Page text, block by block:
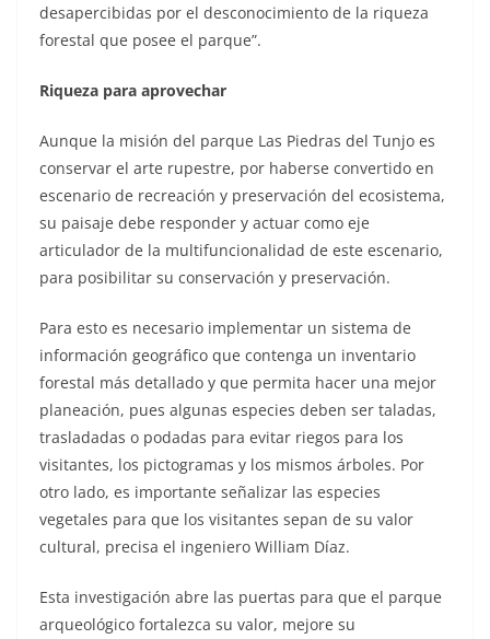
desapercibidas por el desconocimiento de la riqueza
forestal que posee el parque”.
Riqueza para aprovechar
Aunque la misión del parque Las Piedras del Tunjo es
conservar el arte rupestre, por haberse convertido en
escenario de recreación y preservación del ecosistema,
su paisaje debe responder y actuar como eje
articulador de la multifuncionalidad de este escenario,
para posibilitar su conservación y preservación.
Para esto es necesario implementar un sistema de
información geográfico que contenga un inventario
forestal más detallado y que permita hacer una mejor
planeación, pues algunas especies deben ser taladas,
trasladadas o podadas para evitar riegos para los
visitantes, los pictogramas y los mismos árboles. Por
otro lado, es importante señalizar las especies
vegetales para que los visitantes sepan de su valor
cultural, precisa el ingeniero William Díaz.
Esta investigación abre las puertas para que el parque
arqueológico fortalezca su valor, mejore su